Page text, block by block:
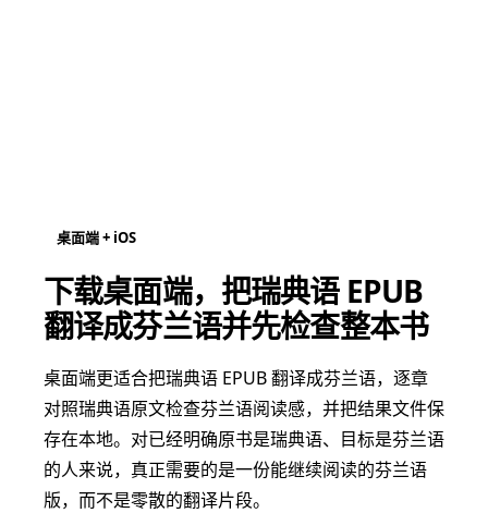
桌面端 + iOS
下载桌面端，把瑞典语 EPUB
翻译成芬兰语并先检查整本书
桌面端更适合把瑞典语 EPUB 翻译成芬兰语，逐章
对照瑞典语原文检查芬兰语阅读感，并把结果文件保
存在本地。对已经明确原书是瑞典语、目标是芬兰语
的人来说，真正需要的是一份能继续阅读的芬兰语
版，而不是零散的翻译片段。